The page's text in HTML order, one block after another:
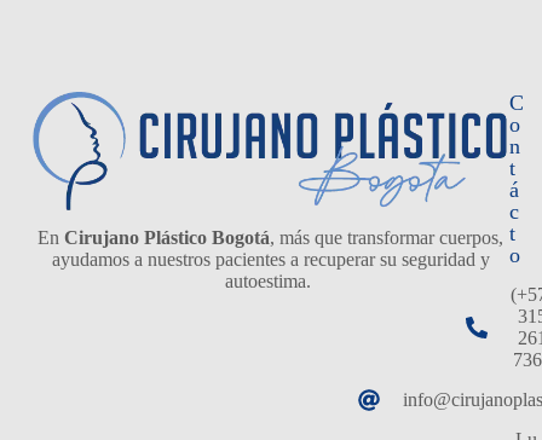
En Cirujano Plástico Bogotá, más que transformar cuerpos,
ayudamos a nuestros pacientes a recuperar su seguridad y
autoestima.
C
o
n
t
á
c
t
o